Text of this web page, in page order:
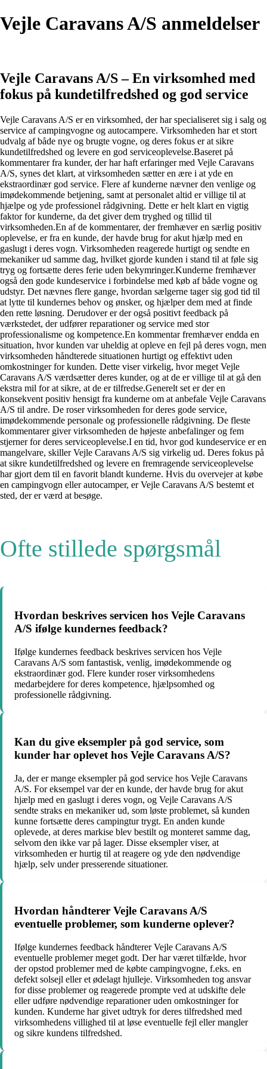
Vejle Caravans A/S anmeldelser
Vejle Caravans A/S – En virksomhed med
fokus på kundetilfredshed og god service
Vejle Caravans A/S er en virksomhed, der har specialiseret sig i salg og
service af campingvogne og autocampere. Virksomheden har et stort
udvalg af både nye og brugte vogne, og deres fokus er at sikre
kundetilfredshed og levere en god serviceoplevelse.Baseret på
kommentarer fra kunder, der har haft erfaringer med Vejle Caravans
A/S, synes det klart, at virksomheden sætter en ære i at yde en
ekstraordinær god service. Flere af kunderne nævner den venlige og
imødekommende betjening, samt at personalet altid er villige til at
hjælpe og yde professionel rådgivning. Dette er helt klart en vigtig
faktor for kunderne, da det giver dem tryghed og tillid til
virksomheden.En af de kommentarer, der fremhæver en særlig positiv
oplevelse, er fra en kunde, der havde brug for akut hjælp med en
gaslugt i deres vogn. Virksomheden reagerede hurtigt og sendte en
mekaniker ud samme dag, hvilket gjorde kunden i stand til at føle sig
tryg og fortsætte deres ferie uden bekymringer.Kunderne fremhæver
også den gode kundeservice i forbindelse med køb af både vogne og
udstyr. Det nævnes flere gange, hvordan sælgerne tager sig god tid til
at lytte til kundernes behov og ønsker, og hjælper dem med at finde
den rette løsning. Derudover er der også positivt feedback på
værkstedet, der udfører reparationer og service med stor
professionalisme og kompetence.En kommentar fremhæver endda en
situation, hvor kunden var uheldig at opleve en fejl på deres vogn, men
virksomheden håndterede situationen hurtigt og effektivt uden
omkostninger for kunden. Dette viser virkelig, hvor meget Vejle
Caravans A/S værdsætter deres kunder, og at de er villige til at gå den
ekstra mil for at sikre, at de er tilfredse.Generelt set er der en
konsekvent positiv hensigt fra kunderne om at anbefale Vejle Caravans
A/S til andre. De roser virksomheden for deres gode service,
imødekommende personale og professionelle rådgivning. De fleste
kommentarer giver virksomheden de højeste anbefalinger og fem
stjerner for deres serviceoplevelse.I en tid, hvor god kundeservice er en
mangelvare, skiller Vejle Caravans A/S sig virkelig ud. Deres fokus på
at sikre kundetilfredshed og levere en fremragende serviceoplevelse
har gjort dem til en favorit blandt kunderne. Hvis du overvejer at købe
en campingvogn eller autocamper, er Vejle Caravans A/S bestemt et
sted, der er værd at besøge.
Ofte stillede spørgsmål
Hvordan beskrives servicen hos Vejle Caravans
A/S ifølge kundernes feedback?
Ifølge kundernes feedback beskrives servicen hos Vejle
Caravans A/S som fantastisk, venlig, imødekommende og
ekstraordinær god. Flere kunder roser virksomhedens
medarbejdere for deres kompetence, hjælpsomhed og
professionelle rådgivning.
Kan du give eksempler på god service, som
kunder har oplevet hos Vejle Caravans A/S?
Ja, der er mange eksempler på god service hos Vejle Caravans
A/S. For eksempel var der en kunde, der havde brug for akut
hjælp med en gaslugt i deres vogn, og Vejle Caravans A/S
sendte straks en mekaniker ud, som løste problemet, så kunden
kunne fortsætte deres campingtur trygt. En anden kunde
oplevede, at deres markise blev bestilt og monteret samme dag,
selvom den ikke var på lager. Disse eksempler viser, at
virksomheden er hurtig til at reagere og yde den nødvendige
hjælp, selv under presserende situationer.
Hvordan håndterer Vejle Caravans A/S
eventuelle problemer, som kunderne oplever?
Ifølge kundernes feedback håndterer Vejle Caravans A/S
eventuelle problemer meget godt. Der har været tilfælde, hvor
der opstod problemer med de købte campingvogne, f.eks. en
defekt solsejl eller et ødelagt hjulleje. Virksomheden tog ansvar
for disse problemer og reagerede prompte ved at udskifte dele
eller udføre nødvendige reparationer uden omkostninger for
kunden. Kunderne har givet udtryk for deres tilfredshed med
virksomhedens villighed til at løse eventuelle fejl eller mangler
og sikre kundens tilfredshed.